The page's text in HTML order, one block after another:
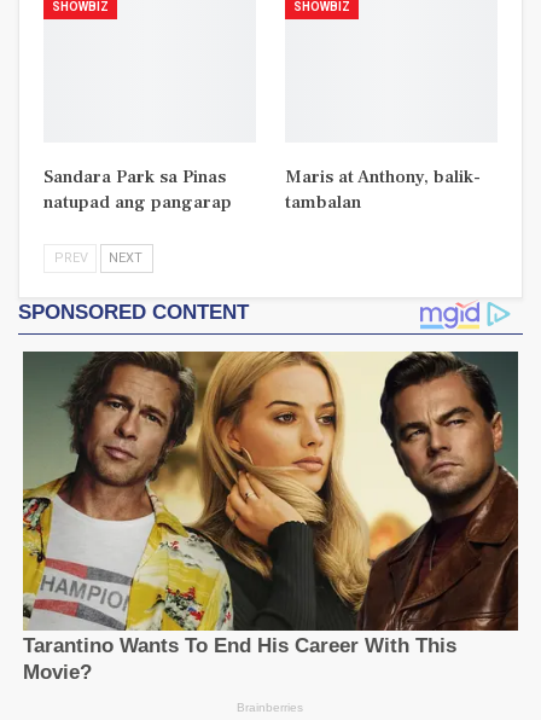
SHOWBIZ
Sandara Park sa Pinas
natupad ang pangarap
SHOWBIZ
Maris at Anthony, balik-
tambalan
PREV NEXT